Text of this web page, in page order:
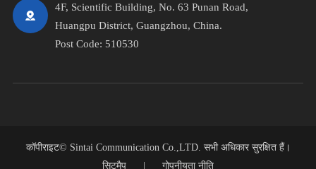
4F, Scientific Building, No. 63 Punan Road,
Huangpu District, Guangzhou, China.
Post Code: 510530
कॉपीराइट© Sintai Communication Co.,LTD. सभी अधिकार सुरक्षित हैं।
सिटमैप
| गोपनीयता नीति